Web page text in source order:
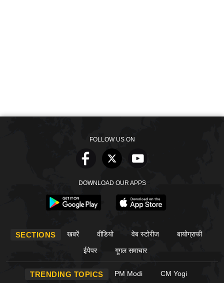
FOLLOW US ON
DOWNLOAD OUR APPS
SECTIONS खबरें वीडियो वेब स्टोरीज बायोग्राफी
ईपेपर गूगल समाचार
TRENDING TOPICS PM Modi CM Yogi